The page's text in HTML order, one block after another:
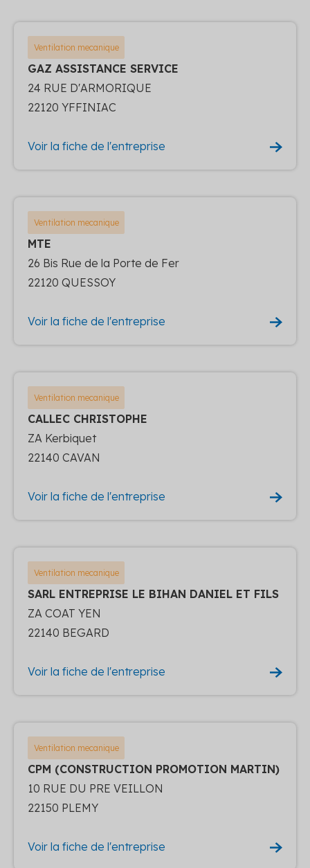
Ventilation mecanique
GAZ ASSISTANCE SERVICE
24 RUE D'ARMORIQUE
22120 YFFINIAC
Voir la fiche de l'entreprise
Ventilation mecanique
MTE
26 Bis Rue de la Porte de Fer
22120 QUESSOY
Voir la fiche de l'entreprise
Ventilation mecanique
CALLEC CHRISTOPHE
ZA Kerbiquet
22140 CAVAN
Voir la fiche de l'entreprise
Ventilation mecanique
SARL ENTREPRISE LE BIHAN DANIEL ET FILS
ZA COAT YEN
22140 BEGARD
Voir la fiche de l'entreprise
Ventilation mecanique
CPM (CONSTRUCTION PROMOTION MARTIN)
10 RUE DU PRE VEILLON
22150 PLEMY
Voir la fiche de l'entreprise